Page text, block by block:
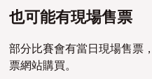
也可能有現場售票
部分比賽會有當日現場售票
票網站購買。